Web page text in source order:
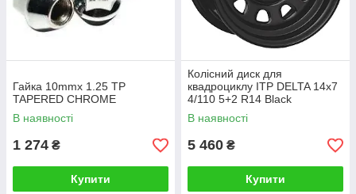
Гайка 10mmx 1.25 TP
TAPERED CHROME
В наявності
1 274 ₴
Купити
Колісний диск для
квадроциклу ITP DELTA 14x7
4/110 5+2 R14 Black
В наявності
5 460 ₴
Купити